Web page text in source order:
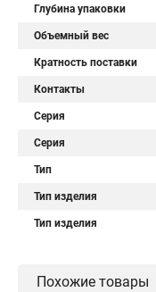
Глубина упаковки
Объемный вес
Кратность поставки
Контакты
Серия
Серия
Тип
Тип изделия
Тип изделия
Похожие товары